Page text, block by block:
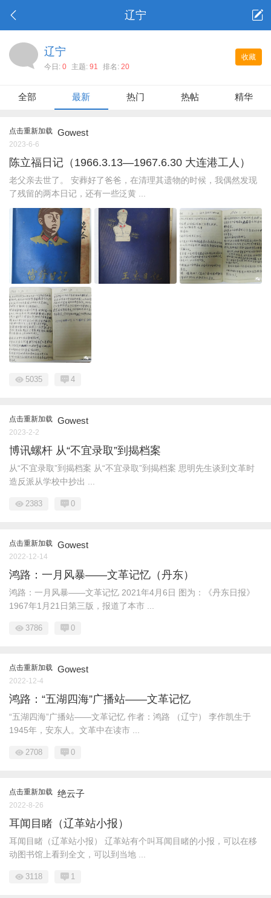
辽宁
收藏
辽宁
今日: 0 主题: 91 排名: 20
全部 最新 热门 热帖 精华
点击重新加载 Gowest
2023-6-6
陈立福日记（1966.3.13—1967.6.30 大连港工人）
老父亲去世了。 安葬好了爸爸，在清理其遗物的时候，我偶然发现
了残留的两本日记，还有一些泛黄 ...
5035 4
点击重新加载 Gowest
2023-2-2
博讯螺杆 从“不宜录取”到揭档案
从“不宜录取”到揭档案 从“不宜录取”到揭档案 思明先生谈到文革时
造反派从学校中抄出 ...
2383 0
点击重新加载 Gowest
2022-12-14
鸿路：一月风暴——文革记忆（丹东）
鸿路：一月风暴——文革记忆 2021年4月6日 图为：《丹东日报》
1967年1月21日第三版，报道了本市 ...
3786 0
点击重新加载 Gowest
2022-12-4
鸿路：“五湖四海”广播站——文革记忆
“五湖四海”广播站——文革记忆 作者：鸿路 （辽宁） 李作凯生于
1945年，安东人。文革中在读市 ...
2708 0
点击重新加载 绝云子
2022-8-26
耳闻目睹（辽革站小报）
耳闻目睹（辽革站小报） 辽革站有个叫耳闻目睹的小报，可以在移
动图书馆上看到全文，可以到当地 ...
3118 1